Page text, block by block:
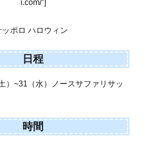
i.com/”]
ポロ ハロウィン
日程
）~31（水）ノースサファリサッ
時間